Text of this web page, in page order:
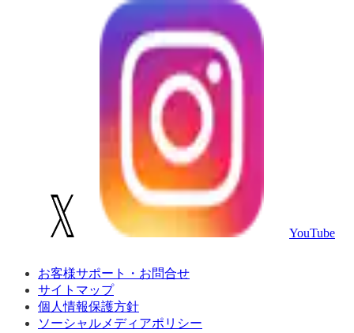
YouTube
お客様サポート・お問合せ
サイトマップ
個人情報保護方針
ソーシャルメディアポリシー